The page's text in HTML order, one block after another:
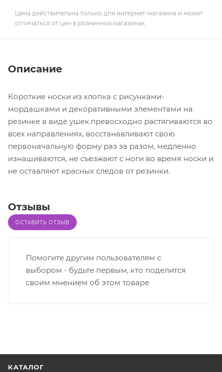
Цена действительна только для интернет-магазина и может
отличаться от цен в розничных магазинах
Описание
Короткие носки из хлопка с рисунками-
мордашками и декоративными элементами на
резинке в виде ушек.превосходно растягиваются во
всех направлениях, восстанавливают свою
первоначальную форму раз за разом, медленно
изнашиваются, не съезжают с ноги во время носки и
не оставляют красных следов от резинки.
Отзывы
ОСТАВИТЬ ОТЗЫВ
Помогите другим пользователям с
выбором - будьте первым, кто поделится
своим мнением об этом товаре
КАТАЛОГ